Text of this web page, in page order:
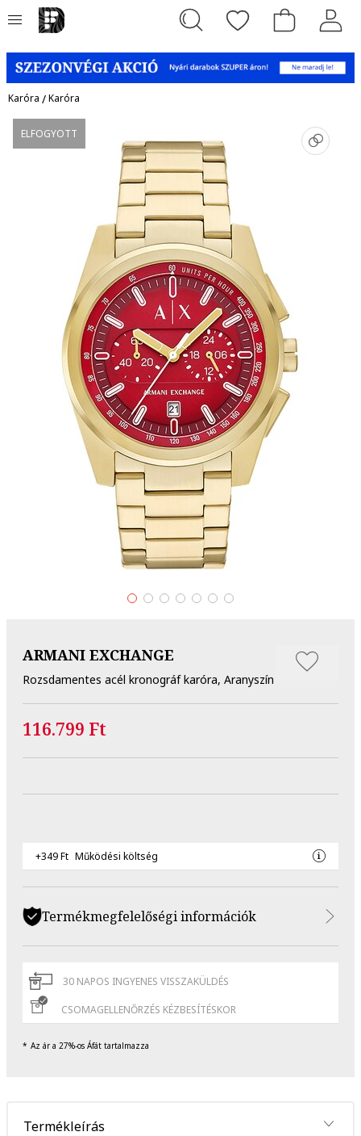
Karóra /Karóra
ELFOGYOTT
ARMANI EXCHANGE
Rozsdamentes acél kronográf karóra, Aranyszín
116.799 Ft
+349 Ft Működési költség
Termékmegfelelőségi információk
30 NAPOS INGYENES VISSZAKÜLDÉS
CSOMAGELLENŐRZÉS KÉZBESÍTÉSKOR
Az ár a 27%-os Áfát tartalmazza
Termékleírás